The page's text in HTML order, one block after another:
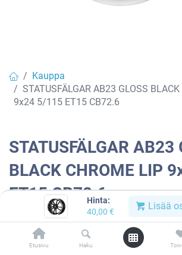
Hinta:
40,00 € Lisää
Etusivu Haku
Kauppa
STATUSFÄLGAR AB23 GLOSS
9x24 5/115 ET15 CB72.6
STATUSFÄLGAR AB23
BLACK CHROME LIP
ET15 CB72.6
Tuotekoodi:891312
Tällä tuotteella ei ole kelvollista